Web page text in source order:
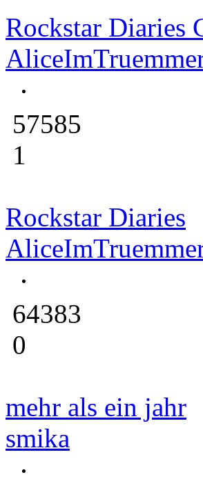
Rockstar Diaries
57585
1
Rockstar Diaries
64383
0
mehr als ein jahr
smika